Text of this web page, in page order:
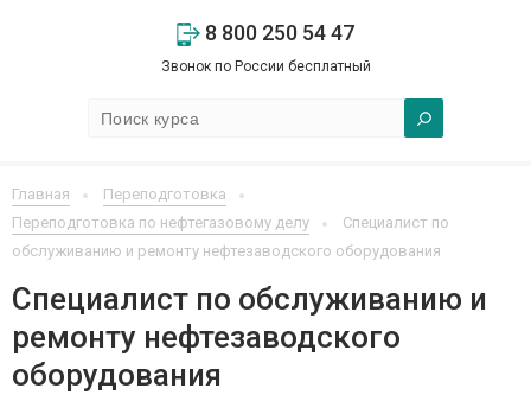
8 800 250 54 47
Звонок по России бесплатный
Главная
Переподготовка
Переподготовка по нефтегазовому делу
Специалист по
обслуживанию и ремонту нефтезаводского оборудования
Специалист по обслуживанию и
ремонту нефтезаводского
оборудования